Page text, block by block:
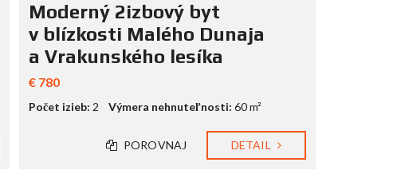
Moderný 2izbový byt
v blízkosti Malého Dunaja
a Vrakunského lesíka
€ 780
Počet izieb: 2 Výmera nehnuteľnosti: 60 m²
POROVNAJ DETAIL